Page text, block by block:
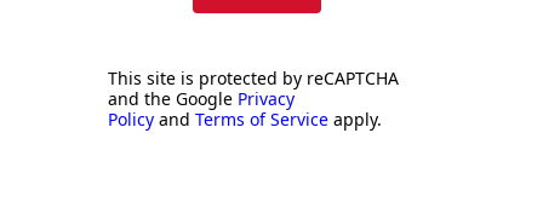
This site is protected by reCAPTCHA
and the Google Privacy
Policy and Terms of Service apply.